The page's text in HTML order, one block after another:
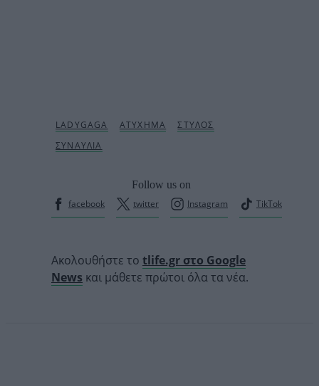
Follow us on
facebook
twitter Instagram TikTok
Ακολουθήστε το tlife.gr στο Google
News και μάθετε πρώτοι όλα τα νέα.